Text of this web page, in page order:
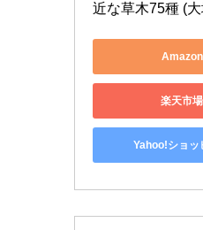
近な草木75種 (
楽天市
Yahoo!ショッ